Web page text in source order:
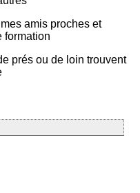
amis proches et
formation
prés ou de loin trouvent